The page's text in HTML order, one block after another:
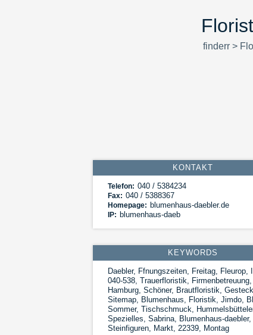
finderr>
KONTAKT
Telefon: 040 / 5384234
Fax: 040 / 5388367
Homepage: blumenhaus-daebler.de
IP: blumenhaus-daeb
KEYWORDS
Daebler, Ffnungszeiten, Freitag, Fleurop,
040-538, Trauerfloristik, Firmenbetreuung,
Hamburg, Schöner, Brautfloristik,
Sitemap, Blumenhaus, Floristik, Jimdo,
Sommer, Tischschmuck,
Spezielles, Sabrina, Blumenhaus-daebler,
Steinfiguren, Markt, 22339, Montag